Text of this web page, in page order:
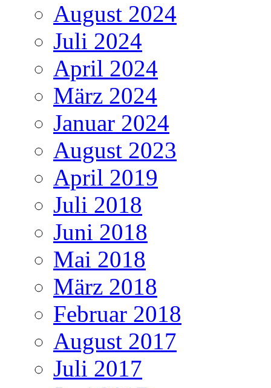
August 2024
Juli 2024
April 2024
März 2024
Januar 2024
August 2023
April 2019
Juli 2018
Juni 2018
Mai 2018
März 2018
Februar 2018
August 2017
Juli 2017